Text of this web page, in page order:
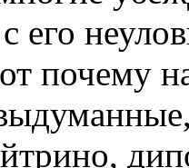
его
почему